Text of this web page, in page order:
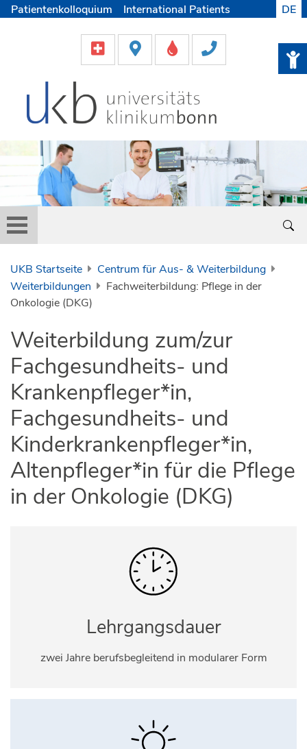
Patientenkolloquium
International Patients
Helfen & Spenden
Medien
DE
UKB Startseite
Centrum für Aus- & Weiterbildung
Weiterbildungen
Fachweiterbildung: Pflege in der
Onkologie (DKG)
Weiterbildung zum/zur
Fachgesundheits- und
Krankenpfleger*in,
Fachgesundheits- und
Kinderkrankenpfleger*in,
Altenpfleger*in für die Pflege
in der Onkologie (DKG)
Lehrgangsdauer
zwei Jahre berufsbegleitend in modularer Form